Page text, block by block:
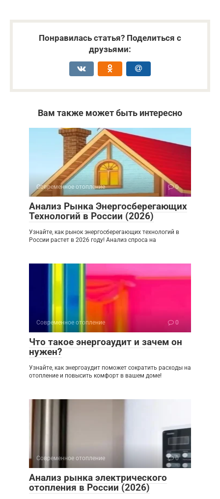
Понравилась статья? Поделиться с
друзьями:
Вам также может быть интересно
Современное отопление 0
Анализ Рынка Энергосберегающих
Технологий в России (2026)
Узнайте, как рынок энергосберегающих технологий в
России растет в 2026 году! Анализ спроса на
Современное отопление 0
Что такое энергоаудит и зачем он
нужен?
Узнайте, как энергоаудит поможет сократить расходы на
отопление и повысить комфорт в вашем доме!
Современное отопление 0
Анализ рынка электрического
отопления в России (2026)